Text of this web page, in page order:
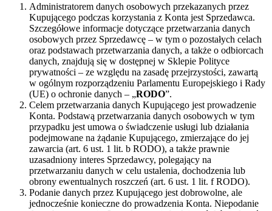
Administratorem danych osobowych przekazanych przez
Kupującego podczas korzystania z Konta jest Sprzedawca.
Szczegółowe informacje dotyczące przetwarzania danych
osobowych przez Sprzedawcę – w tym o pozostałych celach
oraz podstawach przetwarzania danych, a także o odbiorcach
danych, znajdują się w dostępnej w Sklepie Polityce
prywatności – ze względu na zasadę przejrzystości, zawartą
w ogólnym rozporządzeniu Parlamentu Europejskiego i Rady
(UE) o ochronie danych – „RODO”.
Celem przetwarzania danych Kupującego jest prowadzenie
Konta. Podstawą przetwarzania danych osobowych w tym
przypadku jest umowa o świadczenie usługi lub działania
podejmowane na żądanie Kupującego, zmierzające do jej
zawarcia (art. 6 ust. 1 lit. b RODO), a także prawnie
uzasadniony interes Sprzedawcy, polegający na
przetwarzaniu danych w celu ustalenia, dochodzenia lub
obrony ewentualnych roszczeń (art. 6 ust. 1 lit. f RODO).
Podanie danych przez Kupującego jest dobrowolne, ale
jednocześnie konieczne do prowadzenia Konta. Niepodanie